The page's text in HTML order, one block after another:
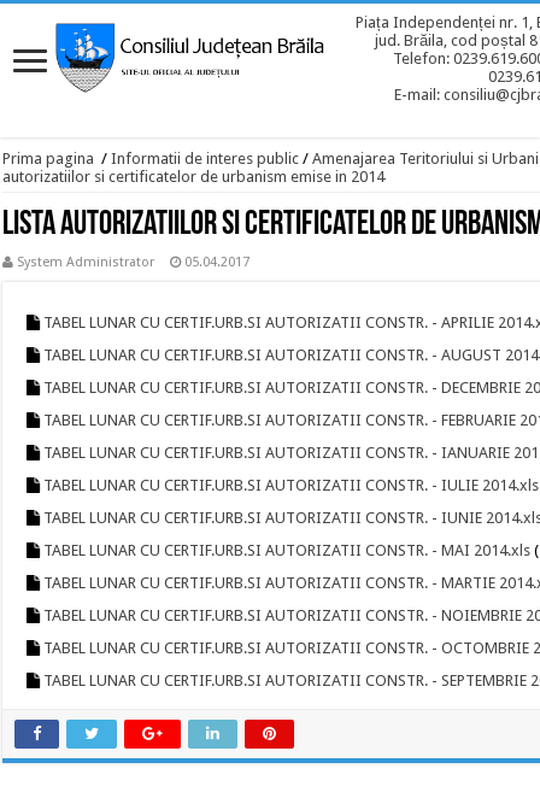
Piața Independenței nr. 1,
jud. Brăila, cod poștal
Telefon:
E-mail:
Prima pagina / Informatii de interes public / Amenajarea Teritoriului si
autorizatiilor si certificatelor de urbanism emise in 2014
Lista autorizatiilor si certificatelor de urbanism
System Administrator 05.04.2017
TABEL LUNAR CU CERTIF.URB.SI AUTORIZATII CONSTR. - APRILIE
TABEL LUNAR CU CERTIF.URB.SI AUTORIZATII CONSTR. - AUGUST
TABEL LUNAR CU CERTIF.URB.SI AUTORIZATII CONSTR. - DECEMBRIE
TABEL LUNAR CU CERTIF.URB.SI AUTORIZATII CONSTR. - FEBRUARIE
TABEL LUNAR CU CERTIF.URB.SI AUTORIZATII CONSTR. - IANUARIE
TABEL LUNAR CU CERTIF.URB.SI AUTORIZATII CONSTR. - IULIE 2014.xls
TABEL LUNAR CU CERTIF.URB.SI AUTORIZATII CONSTR. - IUNIE
TABEL LUNAR CU CERTIF.URB.SI AUTORIZATII CONSTR. - MAI 2014.xls
TABEL LUNAR CU CERTIF.URB.SI AUTORIZATII CONSTR. - MARTIE
TABEL LUNAR CU CERTIF.URB.SI AUTORIZATII CONSTR. - NOIEMBRIE
TABEL LUNAR CU CERTIF.URB.SI AUTORIZATII CONSTR. - OCTOMBRIE
TABEL LUNAR CU CERTIF.URB.SI AUTORIZATII CONSTR. - SEPTEMBRIE